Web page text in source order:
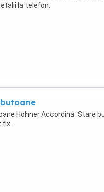
la telefon.
Hohner Accordina. Stare